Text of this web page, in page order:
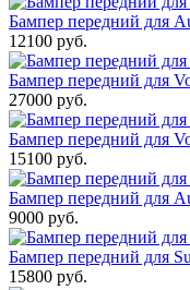
Бампер передний для
12100 руб.
Бампер передний для
27000 руб.
Бампер передний для
15100 руб.
Бампер передний для
9000 руб.
Бампер передний для
15800 руб.